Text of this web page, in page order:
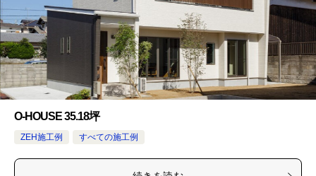
O-HOUSE 35.18坪
ZEH施工例 すべての施工例